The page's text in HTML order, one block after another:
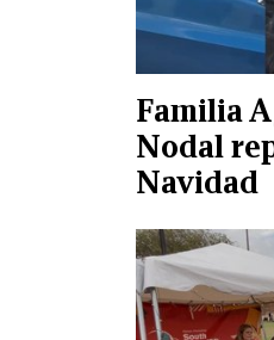
Familia
Nodal
Navidad